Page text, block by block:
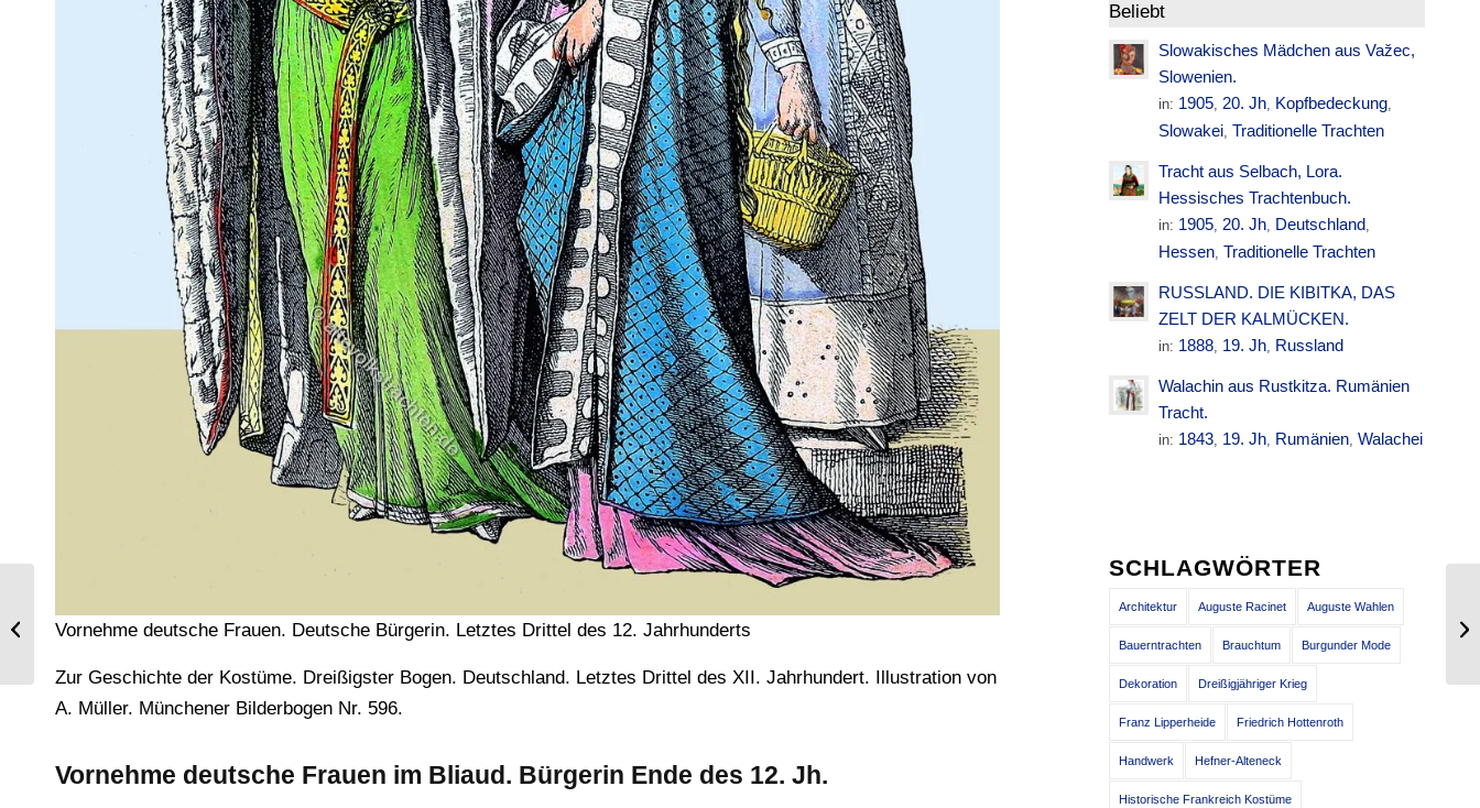
Vornehme deutsche Frauen. Deutsche Bürgerin. Letztes Drittel des 12. Jahrhunderts
Zur Geschichte der Kostüme. Dreißigster Bogen. Deutschland. Letztes Drittel des XII. Jahrhundert. Illustration von
A. Müller. Münchener Bilderbogen Nr. 596.
Vornehme deutsche Frauen im Bliaud. Bürgerin Ende des 12. Jh.
Beliebt
Slowakisches Mädchen aus Važec,
Slowenien.
in: 1905,20. Jh, Kopfbedeckung,
Slowakei, Traditionelle Trachten
Tracht aus Selbach, Lora.
Hessisches Trachtenbuch.
in: 1905,20. Jh, Deutschland,
Hessen, Traditionelle Trachten
RUSSLAND. DIE KIBITKA, DAS
ZELT DER KALMÜCKEN.
in: 1888, 19. Jh, Russland
Walachin aus Rustkitza. Rumänien
Tracht.
in: 1843, 19. Jh, Rumänien,Walachei
SCHLAGWÖRTER
Architektur Auguste Racinet Auguste Wahlen
Bauerntrachten Brauchtum Burgunder Mode
Dekoration Dreißigjähriger Krieg
Franz Lipperheide Friedrich Hottenroth
Handwerk Hefner-Alteneck
Historische Frankreich Kostüme
Persische Frauentrachten. Der Nikab,
Hyader oder Tschador.